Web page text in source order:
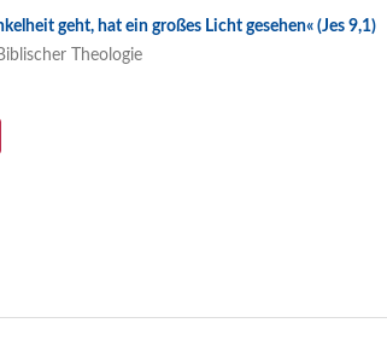
geht, hat ein großes Licht gesehen« (Jes 9,1)
Theologie